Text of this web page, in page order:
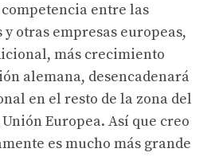
entre las
otras empresas europeas,
más crecimiento
alemana, desencadenará
en el resto de la zona del
Europea. Así que creo
es mucho más grande